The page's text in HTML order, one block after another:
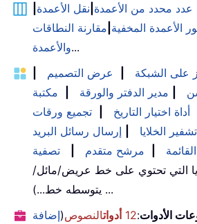
عدد محدد من الأعمدة نقل الأعمدة
الأعمدة المخفية مقارنة النطاقات
والأعمدة...
على الشبكة عرض التصميم
مدير الدفتر والورقة
مكتبة
أداة اختيار التاريخ
تجميع ورقات
الخلايا
إرسال رسائل البريد
مرشح متقدم
تصفية
التي تحتوي على خط عريض/مائل/
يتوسطه خط...) ...
:
12 أدواتالنصوص(إضافة